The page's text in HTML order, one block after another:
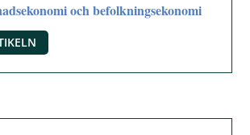
och befolkningsekonomi